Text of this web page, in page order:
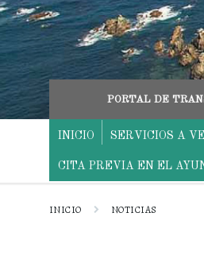
saltar
al
contenido
Saltar
a
la
navegación
principal
Saltar
al
pie
PORTAL DE
INICIO SERVICIOS A
CITA PREVIA EN EL
INICIO NOTICIAS